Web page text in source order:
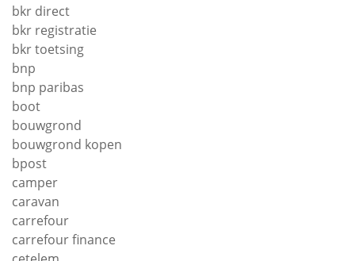
bkr direct
bkr registratie
bkr toetsing
bnp
bnp paribas
boot
bouwgrond
bouwgrond kopen
bpost
camper
caravan
carrefour
carrefour finance